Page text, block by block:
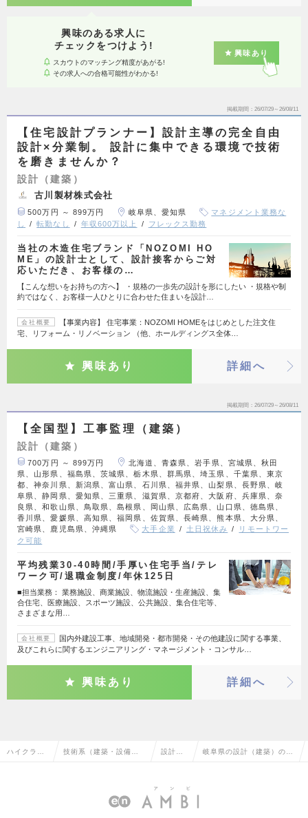
興味のある求人に
チェックをつけよう!
スカウトのマッチング精度があがる!
その求人への合格可能性がわかる!
興味あり
掲載期間 26/07/29～26/08/11
【住宅設計プランナー】設計主導の完全自由
設計×分業制。 設計に集中できる環境で技術
を磨きませんか？
設計（建築）
古川製材株式会社
500万円 ～ 899万円 岐阜県、愛知県
マネジメント業務な
し
転勤なし 年収600万以上 フレックス勤務
当社の木造住宅ブランド「NOZOMI HO
ME」の設計士として、設計接客からご対
応いただき、お客様の…
【こんな想いをお持ちの方へ】 ・規格の一歩先の設計を形にしたい ・規格や制
約ではなく、お客様一人ひとりに合わせた住まいを設計…
会社概要
【事業内容】 住宅事業：NOZOMI HOMEをはじめとした注文住
宅、リフォーム・リノベーション （他、ホールディングス全体…
興味あり 詳細へ
掲載期間 26/07/29～26/08/11
【全国型】工事監理（建築）
設計（建築）
700万円 ～ 899万円
北海道、青森県、岩手県、宮城県、秋田
県、山形県、福島県、茨城県、栃木県、群馬県、埼玉県、千葉県、東京
都、神奈川県、新潟県、富山県、石川県、福井県、山梨県、長野県、岐
阜県、静岡県、愛知県、三重県、滋賀県、京都府、大阪府、兵庫県、奈
良県、和歌山県、鳥取県、島根県、岡山県、広島県、山口県、徳島県、
香川県、愛媛県、高知県、福岡県、佐賀県、長崎県、熊本県、大分県、
宮崎県、鹿児島県、沖縄県
大手企業 土日祝休み
リモートワー
ク可能
平均残業30‐40時間/手厚い住宅手当/テレ
ワーク可/退職金制度/年休125日
■担当業務： 業務施設、商業施設、物流施設・生産施設、集
合住宅、医療施設、スポーツ施設、公共施設、集合住宅等、
さまざまな用…
会社概要
国内外建設工事、地域開発・都市開発・その他建設に関する事業、
及びこれらに関するエンジニアリング・マネージメント・コンサル…
興味あり 詳細へ
ハイクラス 技術系（建築・設備・ 設計
築）
岐阜県の設計（建築）の転